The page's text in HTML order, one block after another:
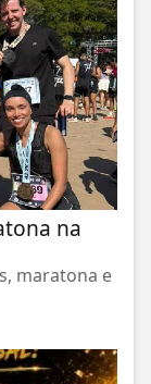
na
maratona e